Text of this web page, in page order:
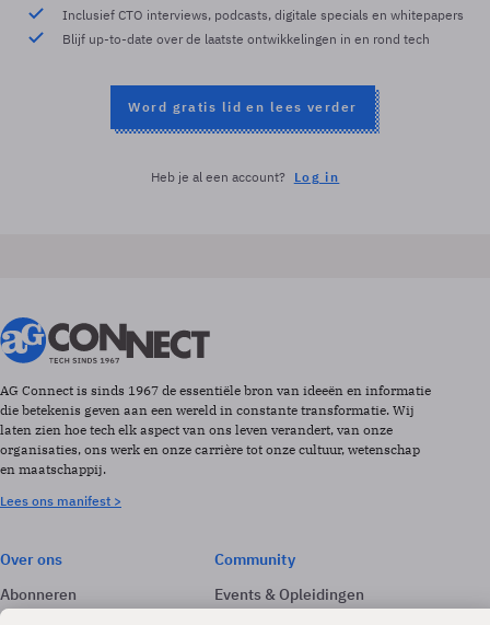
Inclusief CTO interviews, podcasts, digitale specials en whitepapers
Blijf up-to-date over de laatste ontwikkelingen in en rond tech
Word gratis lid en lees verder
Heb je al een account? Log in
AG Connect is sinds 1967 de essentiële bron van ideeën en informatie
die betekenis geven aan een wereld in constante transformatie. Wij
laten zien hoe tech elk aspect van ons leven verandert, van onze
organisaties, ons werk en onze carrière tot onze cultuur, wetenschap
en maatschappij.
Lees ons manifest >
Over ons
Abonneren
Adverteren
Community
Events & Opleidingen